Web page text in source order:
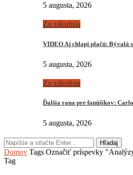
5 augusta, 2026
Zo zákulisia
VIDEO Aj chlapi plačú: Bývalá
5 augusta, 2026
Zo zákulisia
Ďalšia rana pre fanúšikov:
5 augusta, 2026
Hľadaj
Domov Tags Označiť príspevky
Tag